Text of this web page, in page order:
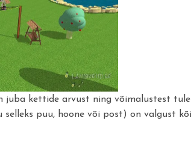
juba kettide arvust ning võimalustest
puu, hoone või post) on valgust